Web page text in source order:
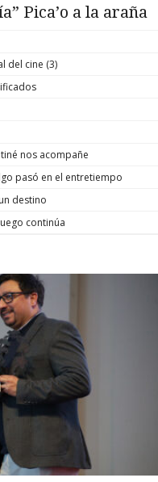
Pica’o a la araña
del cine (3)
nos acompañe
pasó en el entretiempo
destino
continúa